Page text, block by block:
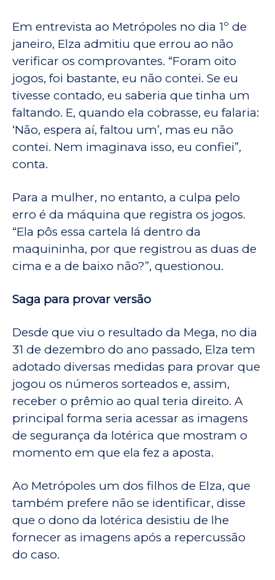
Em entrevista ao Metrópoles no dia 1º de
janeiro, Elza admitiu que errou ao não
verificar os comprovantes. “Foram oito
jogos, foi bastante, eu não contei. Se eu
tivesse contado, eu saberia que tinha um
faltando. E, quando ela cobrasse, eu falaria:
‘Não, espera aí, faltou um’, mas eu não
contei. Nem imaginava isso, eu confiei”,
conta.
Para a mulher, no entanto, a culpa pelo
erro é da máquina que registra os jogos.
“Ela pôs essa cartela lá dentro da
maquininha, por que registrou as duas de
cima e a de baixo não?”, questionou.
Saga para provar versão
Desde que viu o resultado da Mega, no dia
31 de dezembro do ano passado, Elza tem
adotado diversas medidas para provar que
jogou os números sorteados e, assim,
receber o prêmio ao qual teria direito. A
principal forma seria acessar as imagens
de segurança da lotérica que mostram o
momento em que ela fez a aposta.
Ao Metrópoles um dos filhos de Elza, que
também prefere não se identificar, disse
que o dono da lotérica desistiu de lhe
fornecer as imagens após a repercussão
do caso.